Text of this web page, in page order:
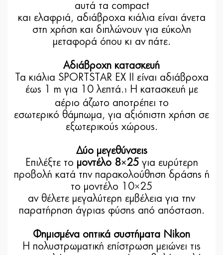
αυτά τα compact
και ελαφριά, αδιάβροχα κιάλια είναι άνετα
στη χρήση και διπλώνουν για εύκολη
μεταφορά όπου κι αν πάτε.
Αδιάβροχη κατασκευή
Τα κιάλια SPORTSTAR EX II είναι αδιάβροχα
έως 1 m για 10 λεπτά.
Η κατασκευή με
αέριο άζωτο αποτρέπει το
εσωτερικό θάμπωμα, για αξιόπιστη χρήση σε
εξωτερικούς χώρους.
Δύο μεγεθύνσεις
Επιλέξτε το μοντέλο 8×25για ευρύτερη
προβολή κατά την παρακολούθηση δράσης ή
το μοντέλο 10×25
αν θέλετε μεγαλύτερη εμβέλεια για την
παρατήρηση άγριας φύσης από απόσταση.
Φημισμένα οπτικά συστήματα Nikon
Η πολυστρωματική επίστρωση μειώνει τις